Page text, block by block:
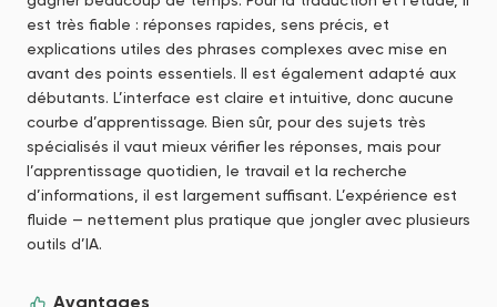
est très fiable : réponses rapides, sens précis, et
explications utiles des phrases complexes avec mise en
avant des points essentiels. Il est également adapté aux
débutants. L’interface est claire et intuitive, donc aucune
courbe d’apprentissage. Bien sûr, pour des sujets très
spécialisés il vaut mieux vérifier les réponses, mais pour
l’apprentissage quotidien, le travail et la recherche
d’informations, il est largement suffisant. L’expérience est
fluide — nettement plus pratique que jongler avec plusieurs
outils d’IA.
Avantages